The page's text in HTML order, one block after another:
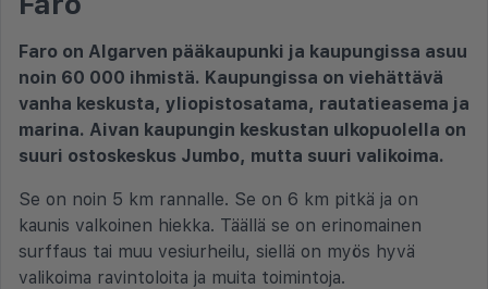
Faro on Algarven pääkaupunki ja kaupungissa asuu
noin 60 000 ihmistä. Kaupungissa on viehättävä
vanha keskusta, yliopistosatama, rautatieasema ja
marina. Aivan kaupungin keskustan ulkopuolella on
suuri ostoskeskus Jumbo, mutta suuri valikoima.
Se on noin 5 km rannalle. Se on 6 km pitkä ja on
kaunis valkoinen hiekka. Täällä se on erinomainen
surffaus tai muu vesiurheilu, siellä on myös hyvä
valikoima ravintoloita ja muita toimintoja.